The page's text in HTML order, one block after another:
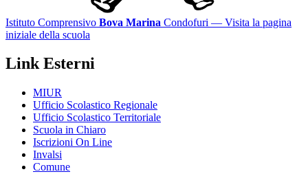
Istituto Comprensivo Bova Marina Condofuri — Visita la pagina
iniziale della scuola
Link Esterni
MIUR
Ufficio Scolastico Regionale
Ufficio Scolastico Territoriale
Scuola in Chiaro
Iscrizioni On Line
Invalsi
Comune